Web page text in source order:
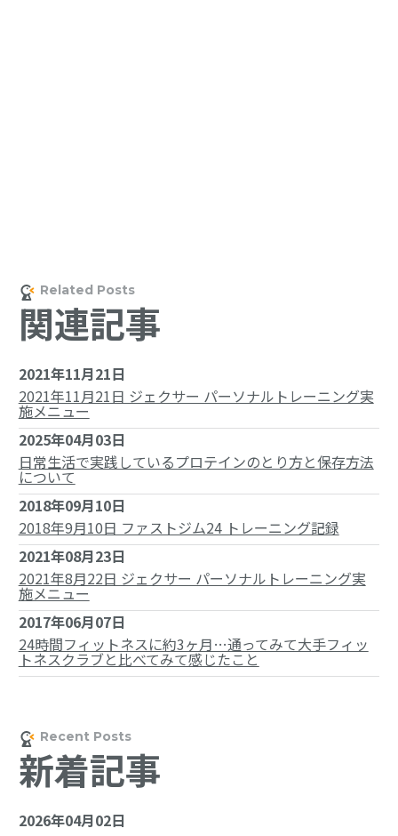
関連記事
2021年11月21日
2021年11月21日 ジェクサー パーソナルトレーニング実
施メニュー
2025年04月03日
日常生活で実践しているプロテインのとり方と保存方法
について
2018年09月10日
2018年9月10日 ファストジム24 トレーニング記録
2021年08月23日
2021年8月22日 ジェクサー パーソナルトレーニング実
施メニュー
2017年06月07日
24時間フィットネスに約3ヶ月…通ってみて大手フィッ
トネスクラブと比べてみて感じたこと
新着記事
2026年04月02日